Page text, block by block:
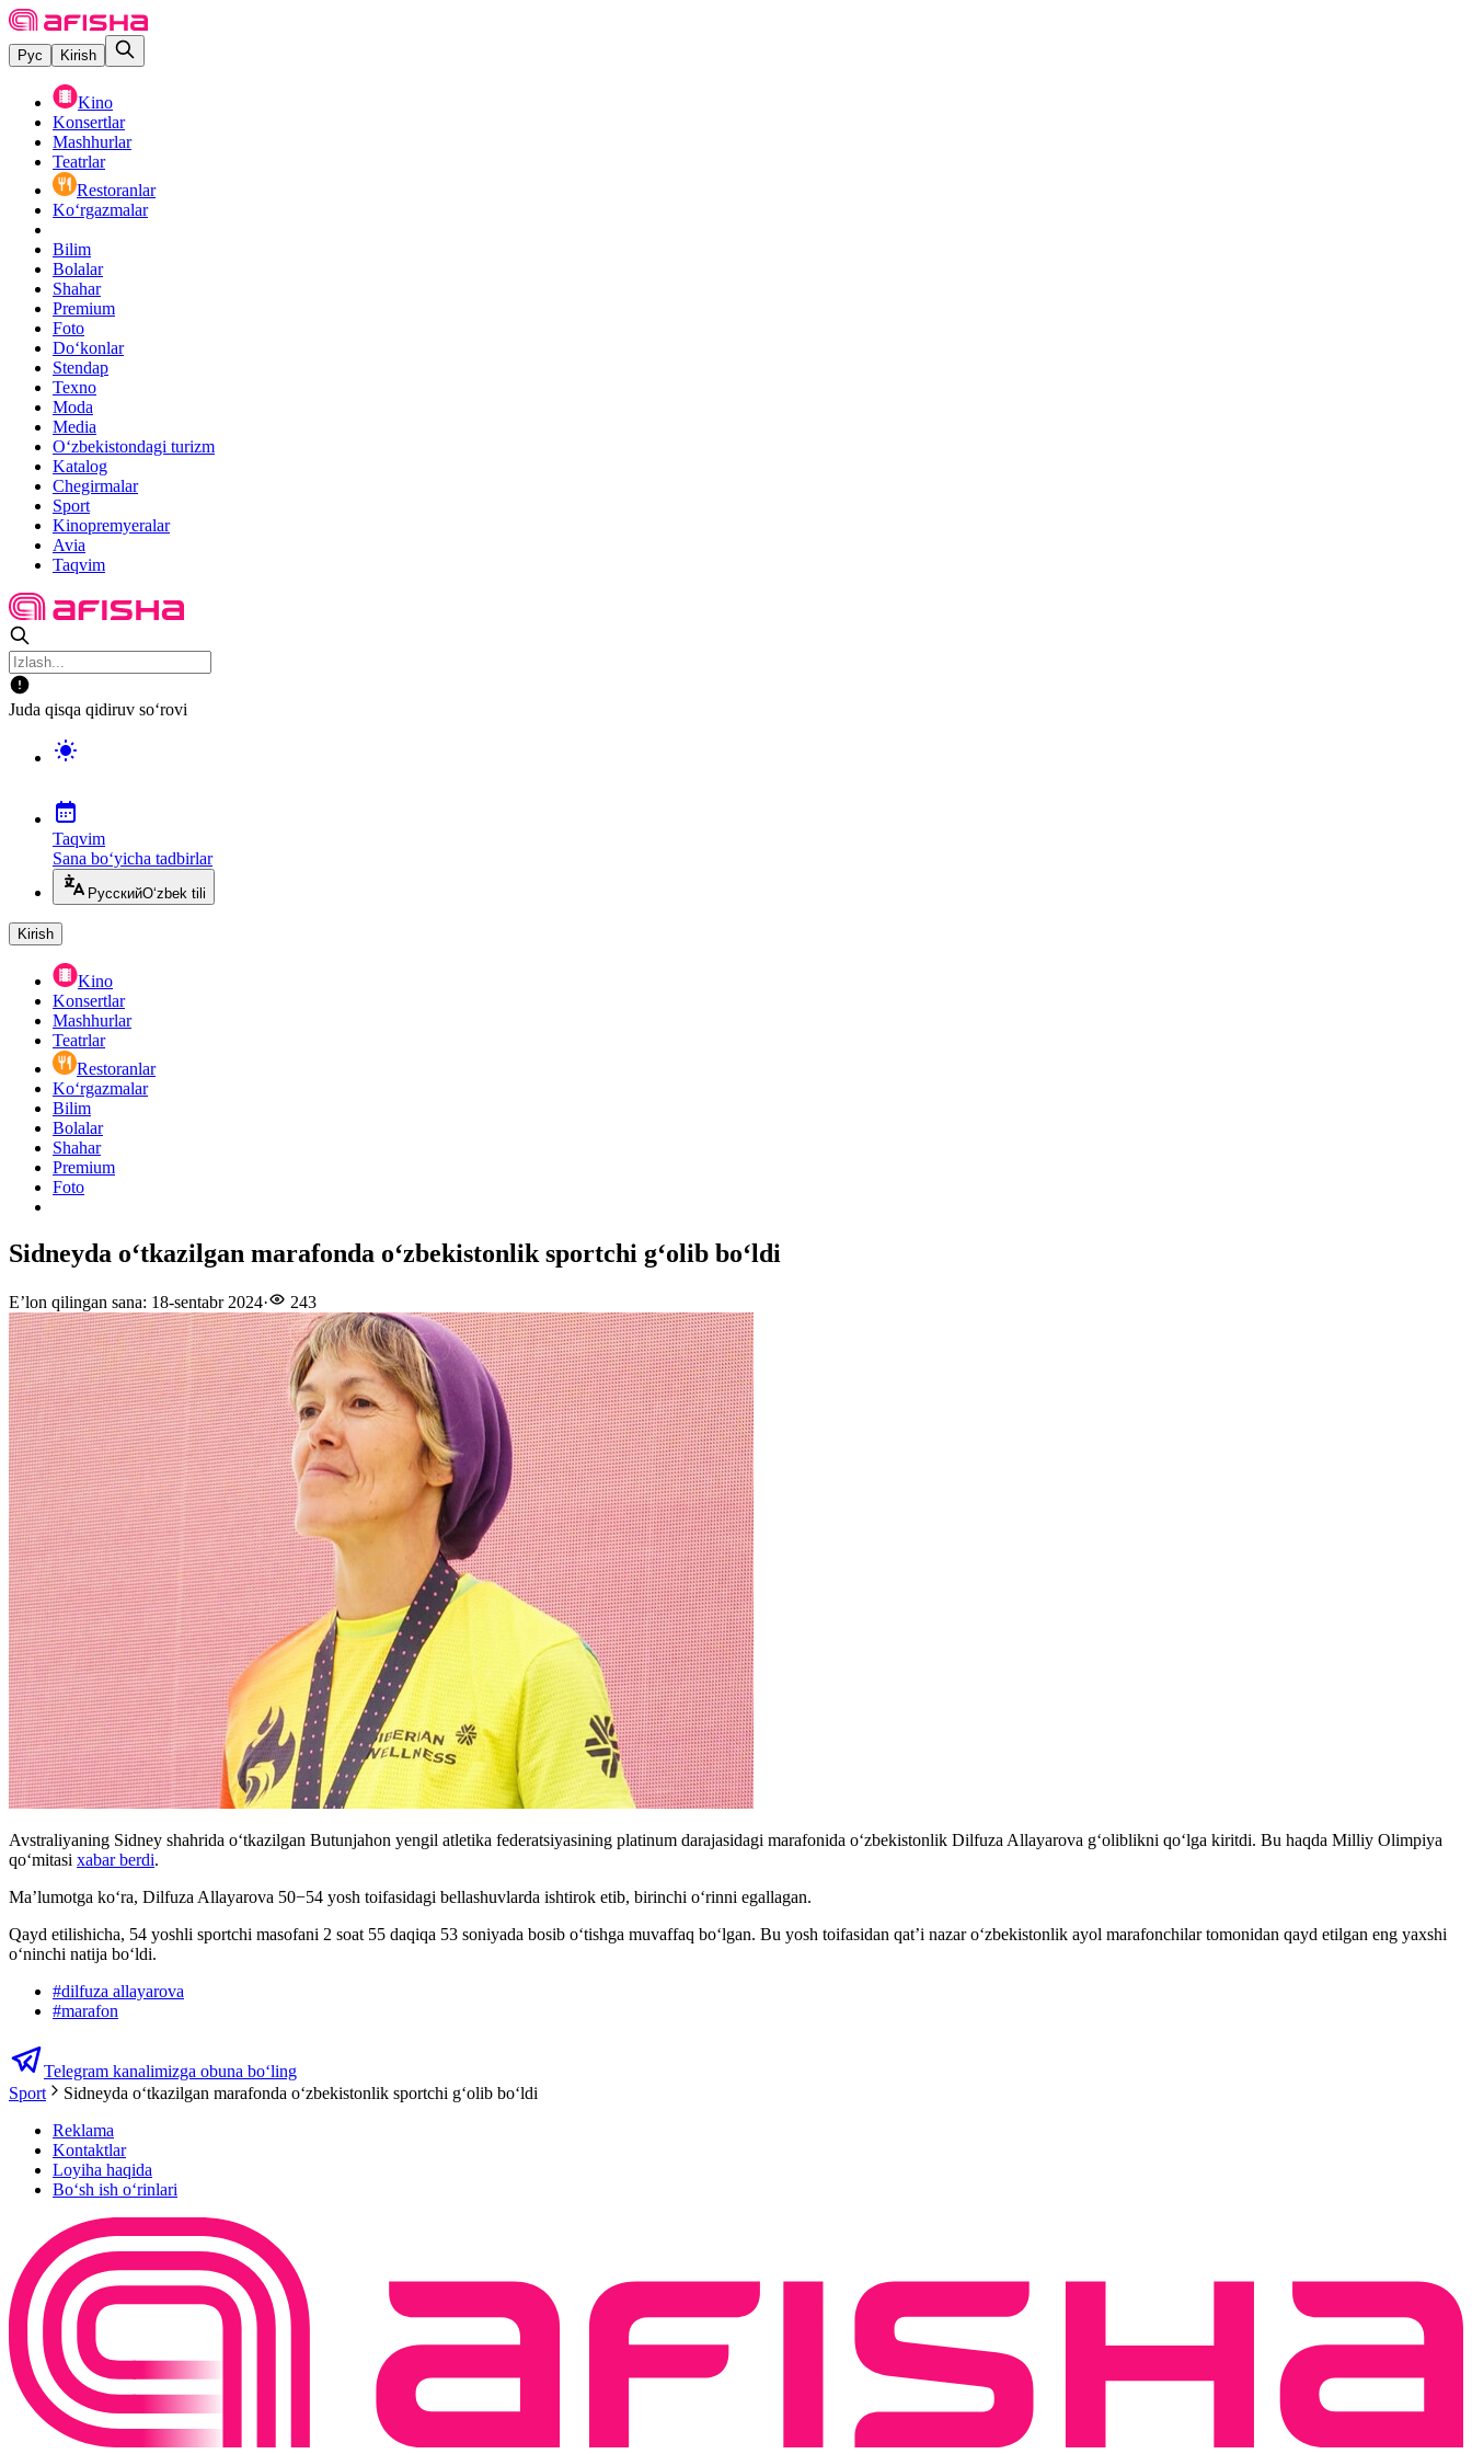
Рус Kirish
Kino
Konsertlar
Mashhurlar
Teatrlar
Restoranlar
Ko‘rgazmalar
Bilim
Bolalar
Shahar
Premium
Foto
Do‘konlar
Stendap
Texno
Moda
Media
O‘zbekistondagi turizm
Katalog
Chegirmalar
Sport
Kinopremyeralar
Avia
Taqvim
Juda qisqa qidiruv so‘rovi
Taqvim
Sana bo‘yicha tadbirlar
РусскийO‘zbek tili
Kirish
Kino
Konsertlar
Mashhurlar
Teatrlar
Restoranlar
Ko‘rgazmalar
Bilim
Bolalar
Shahar
Premium
Foto
Sidneyda oʻtkazilgan marafonda oʻzbekistonlik sportchi gʻolib boʻldi
E’lon qilingan sana: 18-sentabr 2024· 243
Avstraliyaning Sidney shahrida oʻtkazilgan Butunjahon yengil atletika federatsiyasining platinum darajasidagi marafonida o‘zbekistonlik Dilfuza Allayarova gʻoliblikni qoʻlga kiritdi. Bu haqda Milliy Olimpiya
qoʻmitasi xabar berdi.
Ma’lumotga koʻra, Dilfuza Allayarova 50−54 yosh toifasidagi bellashuvlarda ishtirok etib, birinchi oʻrinni egallagan.
Qayd etilishicha, 54 yoshli sportchi masofani 2 soat 55 daqiqa 53 soniyada bosib o‘tishga muvaffaq bo‘lgan. Bu yosh toifasidan qat’i nazar o‘zbekistonlik ayol marafonchilar tomonidan qayd etilgan eng yaxshi
o‘ninchi natija bo‘ldi.
#dilfuza allayarova
#marafon
Telegram kanalimizga obuna bo‘ling
Sport
Sidneyda oʻtkazilgan marafonda oʻzbekistonlik sportchi gʻolib boʻldi
Reklama
Kontaktlar
Loyiha haqida
Bo‘sh ish o‘rinlari